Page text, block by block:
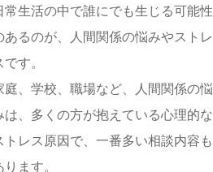
常生活の中で誰にでも生じる可能性
あるのが、人間関係の悩みやストレ
です。
庭、学校、職場など、人間関係の悩
は、多くの方が抱えている心理的な
トレス原因で、一番多い相談内容も
ります。